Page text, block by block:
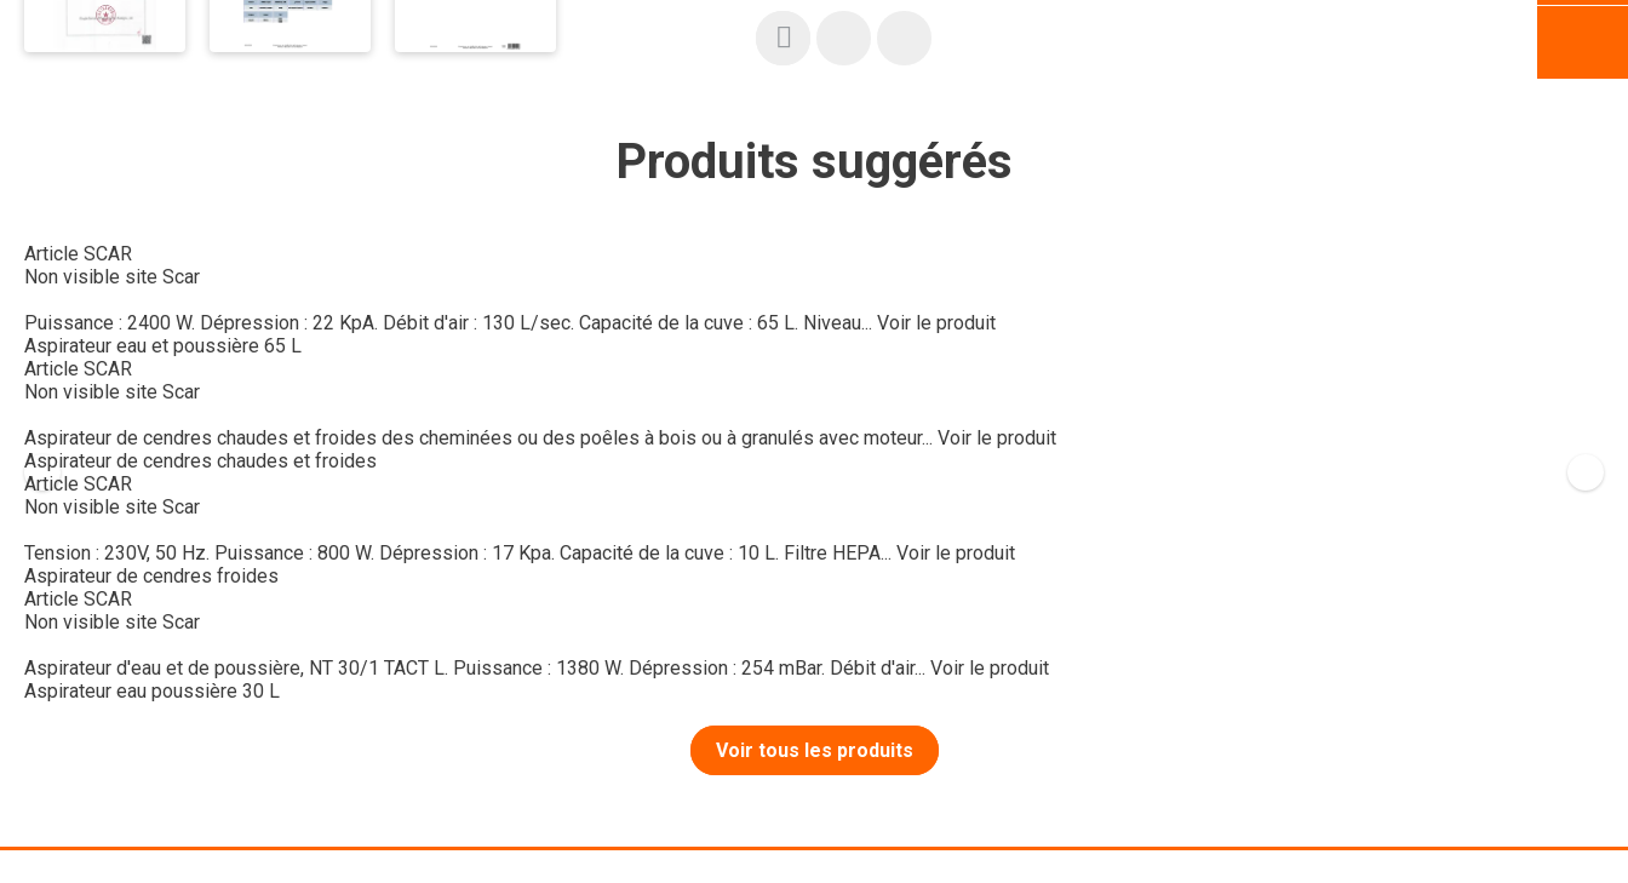
Produits suggérés
Article SCAR
Non visible site Scar
Puissance : 2400 W. Dépression : 22 KpA. Débit d'air : 130 L/sec. Capacité de la cuve : 65 L. Niveau... Voir le produit
Aspirateur eau et poussière 65 L
Article SCAR
Non visible site Scar
Aspirateur de cendres chaudes et froides des cheminées ou des poêles à bois ou à granulés avec moteur... Voir le produit
Aspirateur de cendres chaudes et froides
Article SCAR
Non visible site Scar
Tension : 230V, 50 Hz. Puissance : 800 W. Dépression : 17 Kpa. Capacité de la cuve : 10 L. Filtre HEPA... Voir le produit
Aspirateur de cendres froides
Article SCAR
Non visible site Scar
Aspirateur d'eau et de poussière, NT 30/1 TACT L. Puissance : 1380 W. Dépression : 254 mBar. Débit d'air... Voir le produit
Aspirateur eau poussière 30 L
Voir tous les produits